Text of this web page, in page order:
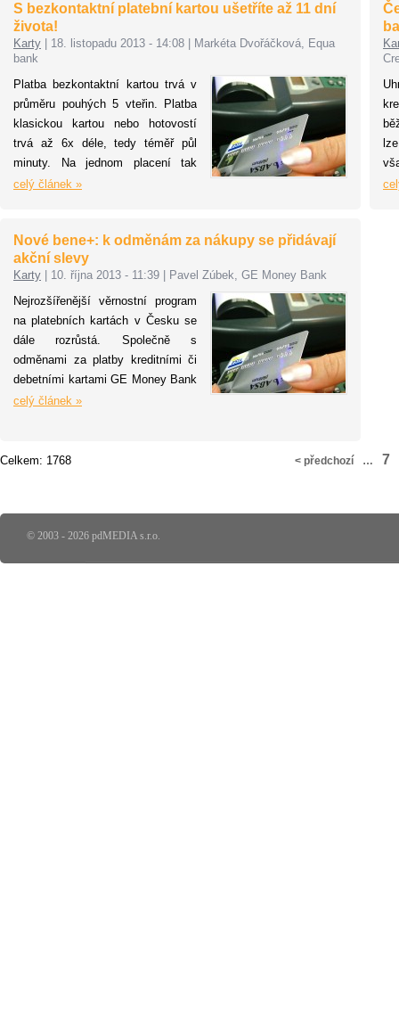
studentovi, jenž používá
bezkontaktní platební kartu, je 14
let. Největší útrata jednou
tisíc korun.
za
S bezkontaktní platební kartou ušetříte až 11 dní
života!
Karty 18. listopadu 2013 - 14:08
Markéta Dvořáčková, Equa
bank
Platba bezkontaktní kartou trvá v
průměru pouhých 5 vteřin. Platba
klasickou kartou nebo hotovostí
trvá až 6x déle, tedy téměř půl
minuty. Na jednom placení tak
ztratíme přibližně 25 vteřin času,
celý článek »
Nové bene+: k odměnám za nákupy se přidávají
akční slevy
Karty 10. října 2013 - 11:39
Pavel Zúbek, GE Money Bank
Nejrozšířenější věrnostní program
na platebních kartách v Česku se
dále rozrůstá. Společně s
odměnami za platby kreditními či
debetními kartami GE Money Bank
mohou klienti banky začít využívat
partnery věrnostního programu.
najdou na inovovaném webu
www.beneplus.cz
celý článek »
< předchozí … 7
Celkem: 1768
© 2003 - 2026 pdMEDIA s.r.o.